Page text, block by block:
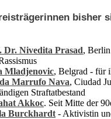
bisher
Dr. Nivedita Prasad,
Mladjenovic, Belgrad - für
Marrufo Nava, Ciudad
Straftatbestand
Akkoc. Seit Mitte der
Burckhardt - Aktivistin